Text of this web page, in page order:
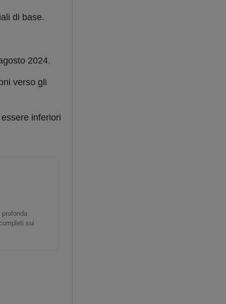
di base.
2024.
verso gli
inferiori
sui